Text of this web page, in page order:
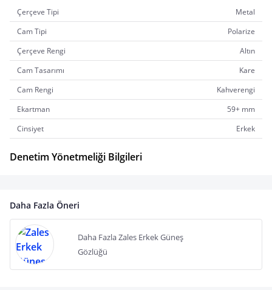
Çerçeve Tipi
Metal
Cam Tipi
Polarize
Çerçeve Rengi
Altın
Cam Tasarımı
Kare
Cam Rengi
Kahverengi
Ekartman
59+ mm
Cinsiyet
Erkek
Denetim Yönetmeliği Bilgileri
Daha Fazla Öneri
Daha Fazla Zales Erkek Güneş
Gözlüğü